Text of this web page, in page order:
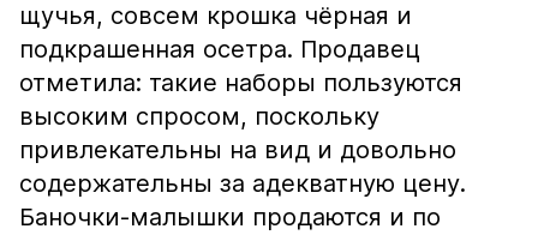
щучья, совсем крошка чёрная и
подкрашенная осетра. Продавец
отметила: такие наборы пользуются
высоким спросом, поскольку
привлекательны на вид и довольно
содержательны за адекватную цену.
Баночки-малышки продаются и по